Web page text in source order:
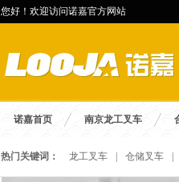
您好！欢迎访问诺嘉官方网站
诺嘉首页 南京龙工叉车
热门关键词： 龙工叉车 仓储叉车